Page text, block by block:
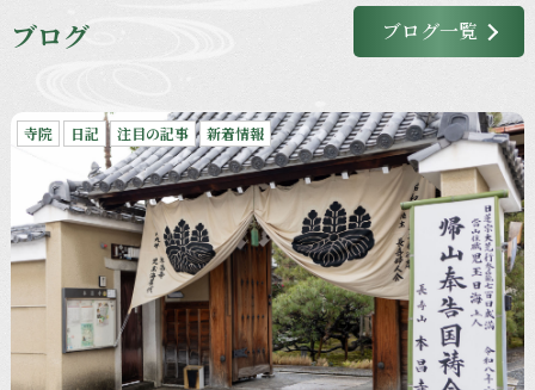
ブログ ブログ一覧
寺院 日記 注目の記事 新着情報